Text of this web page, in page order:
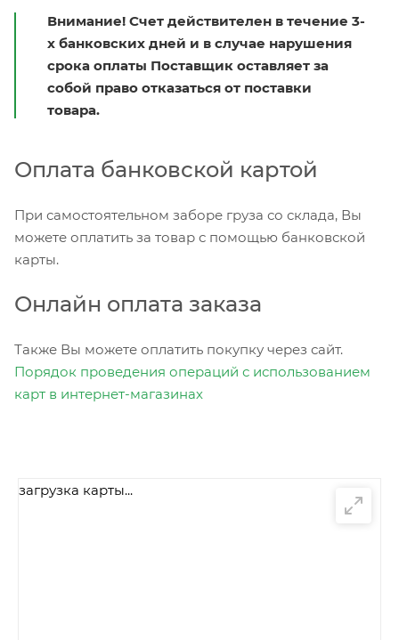
Внимание! Счет действителен в течение 3-
х банковских дней и в случае нарушения
срока оплаты Поставщик оставляет за
собой право отказаться от поставки
товара.
Оплата банковской картой
При самостоятельном заборе груза со склада, Вы
можете оплатить за товар с помощью банковской
карты.
Онлайн оплата заказа
Также Вы можете оплатить покупку через сайт.
Порядок проведения операций с использованием
карт в интернет-магазинах
загрузка карты...